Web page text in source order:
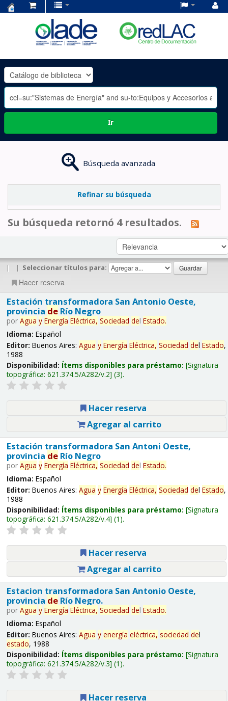
OLADE
-
Ir
Búsqueda avanzada
Refinar su búsqueda
Su búsqueda retornó 4 resultados.
| | Seleccionar títulos para:
Hacer reserva
Estación transformadora San Antonio Oeste,
provincia deRío Negro
por Agua y Energía Eléctrica, Sociedad del Estado.
Idioma: Español
Editor: Buenos Aires: Agua y Energía Eléctrica, Sociedad del Estado,
1988
Disponibilidad: Ítems disponibles para préstamo: Signatura
topográfica: 621.374.5/A282/v.2 (3).
Hacer reserva
Agregar al carrito
Estación transformadora San Antoni Oeste,
provincia deRío Negro
por Agua y Energía Eléctrica, Sociedad del Estado.
Idioma: Español
Editor: Buenos Aires: Agua y Energía Eléctrica, Sociedad del Estado,
1988
Disponibilidad: Ítems disponibles para préstamo: Signatura
topográfica: 621.374.5/A282/v.4 (1).
Hacer reserva
Agregar al carrito
Estacion transformadora San Antonio Oeste,
provincia deRío Negro.
por Agua y Energía Eléctrica, Sociedad del Estado.
Idioma: Español
Editor: Buenos Aires: Agua y energía eléctrica, sociedad del
estado, 1988
Disponibilidad: Ítems disponibles para préstamo: Signatura
topográfica: 621.374.5/A282/v.3 (1).
Hacer reserva